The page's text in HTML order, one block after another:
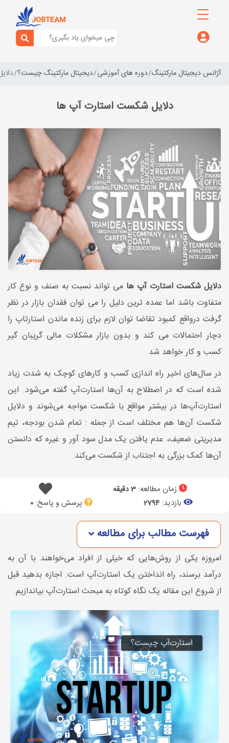
آژانس دیجیتال مارکتینگ دوره های آموزشی دیجیتال مارکتینگ چیست؟
دلایل شکست استارت آپ ها
دلایل شکست استارت آپ ها می تواند نسبت به صنف و نوع کار
متفاوت باشد اما عمده ترین دلیل را می توان فقدان بازار در نظر
گرفت درواقع کمبود تقاضا توان لازم برای زنده ماندن استارتاپ را
دچار احتمالات می کند و بدون بازار مشکلات مالی گریبان گیر
کسب و کار خواهد شد
در سال‌های اخیر راه اندازی کسب و کارهای کوچک به شدت زیاد
شده است که در اصطلاح به آن‌ها استارت‌آپ گفته می‌شود. این
استارت‌آپ‌ها در بیشتر مواقع با شکست مواجه می‌شوند و دلایل
شکست‌ آن‌ها هم مختلف است از جمله : تمام شدن بودجه، تیم
مدیریتی ضعیف، عدم یافتن یک مدل سود آور و غیره که دانستن
آن‌ها کمک بزرگی به اجتناب از شکست می‌کند.
زمان مطالعه: 3 دقیقه
بازدید:2794 پرسش و پاسخ:0
فهرست مطالب برای مطالعه
امروزه یکی از روش‌هایی که خیلی از افراد می‌خواهند با آن به
درآمد برسند، راه انداختن یک استارت‌آپ است. اجازه بدهید قبل
از شروع این مقاله یک نگاه کوتاه به مبحث استارت‌آپ بیاندازیم.